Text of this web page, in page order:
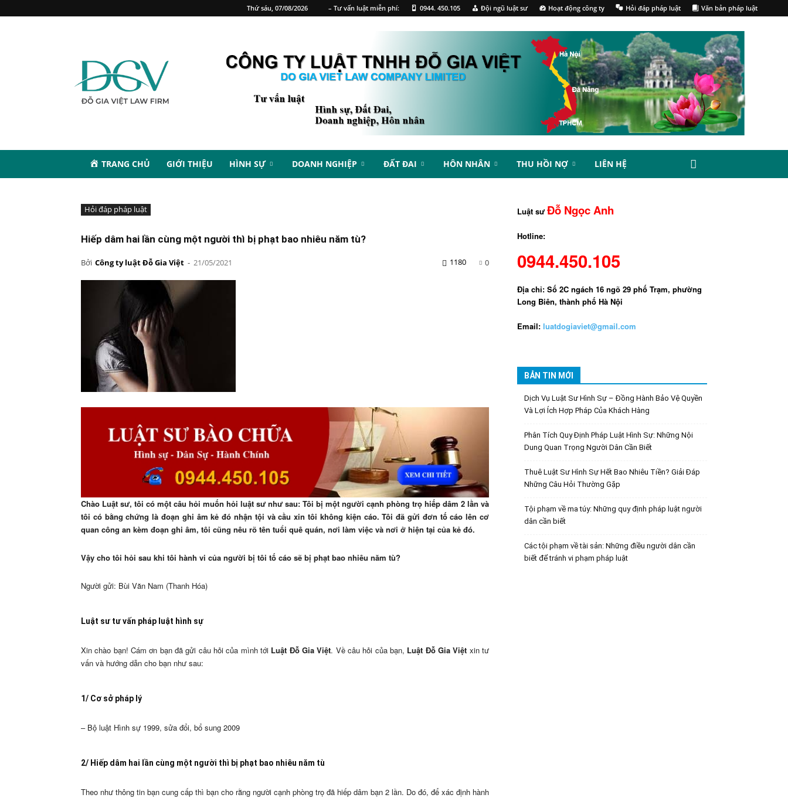
Thứ sáu, 07/08/2026 – Tư vấn luật miễn phí: 0944. 450.105 Đội ngũ luật sư Hoạt động công ty Hỏi đáp pháp luật Văn bản pháp luật
TRANG CHỦ GIỚI THIỆU HÌNH SỰ DOANH NGHIỆP ĐẤT ĐAI HÔN NHÂN THU HỒI NỢ LIÊN HỆ
Hỏi đáp pháp luật
Hiếp dâm hai lần cùng một người thì bị phạt bao nhiêu năm tù?
Bởi Công ty luật Đỗ Gia Việt - 21/05/2021 0
1180
Chào Luật sư, tôi có một câu hỏi muốn hỏi luật sư như sau: Tôi bị một người cạnh phòng trọ hiếp dâm 2 lần và
tôi có bằng chứng là đoạn ghi âm kẻ đó nhận tội và cầu xin tôi không kiện cáo. Tôi đã gửi đơn tố cáo lên cơ
quan công an kèm đoạn ghi âm, tôi cũng nêu rõ tên tuổi quê quán, nơi làm việc và nơi ở hiện tại của kẻ đó.
Vậy cho tôi hỏi sau khi tôi hành vi của người bị tôi tố cáo sẽ bị phạt bao nhiêu năm tù?
Người gửi: Bùi Văn Nam (Thanh Hóa)
Luật sư tư vấn pháp luật hình sự
Xin chào bạn! Cám ơn bạn đã gửi câu hỏi của mình tới Luật Đỗ Gia Việt. Về câu hỏi của bạn, Luật Đỗ Gia Việt xin tư
vấn và hướng dẫn cho bạn như sau:
1/ Cơ sở pháp lý
– Bộ luật Hình sự 1999, sửa đổi, bổ sung 2009
2/ Hiếp dâm hai lần cùng một người thì bị phạt bao nhiêu năm tù
Theo như thông tin bạn cung cấp thì bạn cho rằng người cạnh phòng trọ đã hiếp dâm bạn 2 lần. Do đó, để xác định hành
Luật sưĐỗ Ngọc Anh
Hotline:
0944.450.105
Địa chỉ: Số 2C ngách 16 ngõ 29 phố Trạm, phường
Long Biên, thành phố Hà Nội
Email: luatdogiaviet@gmail.com
BẢN TIN MỚI
Dịch Vụ Luật Sư Hình Sự – Đồng Hành Bảo Vệ Quyền
Và Lợi Ích Hợp Pháp Của Khách Hàng
Phân Tích Quy Định Pháp Luật Hình Sự: Những Nội
Dung Quan Trọng Người Dân Cần Biết
Thuê Luật Sư Hình Sự Hết Bao Nhiêu Tiền? Giải Đáp
Những Câu Hỏi Thường Gặp
Tội phạm về ma túy: Những quy định pháp luật người
dân cần biết
Các tội phạm về tài sản: Những điều người dân cần
biết để tránh vi phạm pháp luật